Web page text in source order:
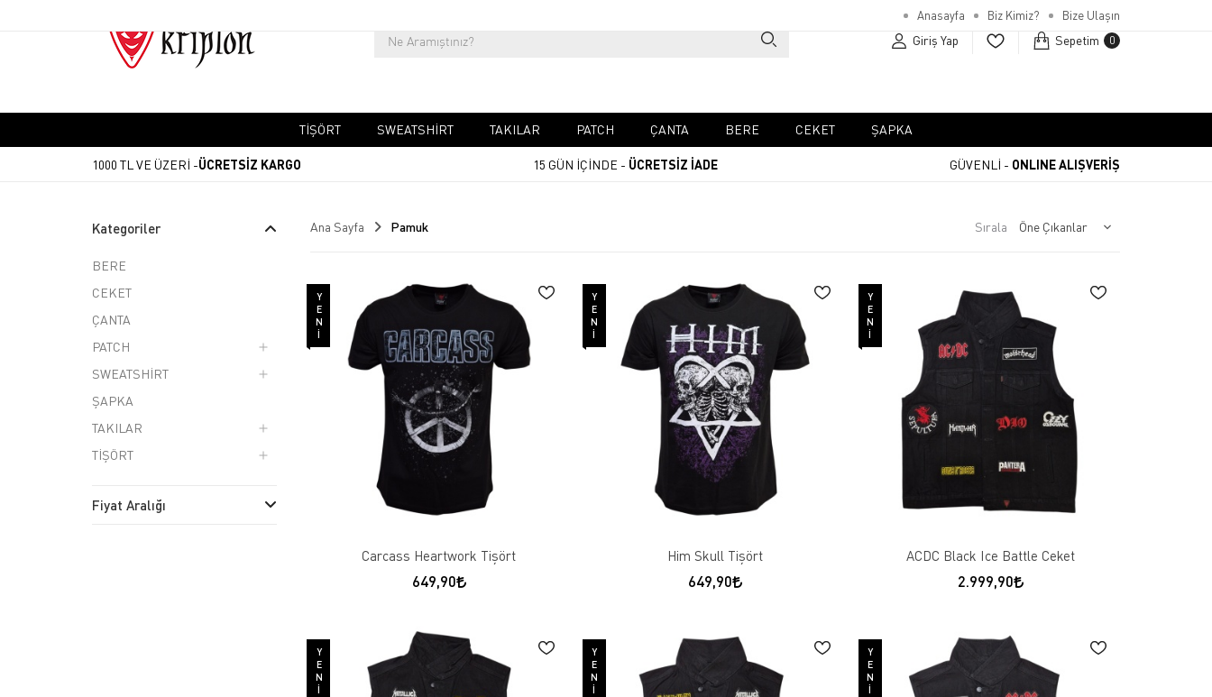
Anasayfa Biz Kimiz? Bize Ulaşın
Giriş Yap Sepetim 0
TIŞÖRT SWEATSHIRT TAKILAR PATCH ÇANTA BERE CEKET ŞAPKA
1000 TL VE ÜZERİ -ÜCRETSİZ KARGO 15 GÜN İÇİNDE - ÜCRETSİZ İADE GÜVENLİ - ONLINE ALIŞVERİŞ
Kategoriler
BERE
CEKET
ÇANTA
PATCH
SWEATSHİRT
ŞAPKA
TAKILAR
TİŞÖRT
Fiyat Aralığı
Ana Sayfa Pamuk Sırala
YENI
Carcass Heartwork Tişört
649,90
YENI
Him Skull Tişört
649,90
YENI
ACDC Black Ice Battle Ceket
2.999,90
YENI YENI YENI